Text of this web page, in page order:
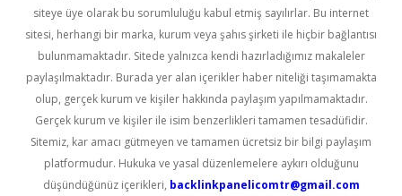
siteye üye olarak bu sorumluluğu kabul etmiş sayılırlar. Bu internet
sitesi, herhangi bir marka, kurum veya şahıs şirketi ile hiçbir bağlantısı
bulunmamaktadır. Sitede yalnızca kendi hazırladığımız makaleler
paylaşılmaktadır. Burada yer alan içerikler haber niteliği taşımamakta
olup, gerçek kurum ve kişiler hakkında paylaşım yapılmamaktadır.
Gerçek kurum ve kişiler ile isim benzerlikleri tamamen tesadüfidir.
Sitemiz, kar amacı gütmeyen ve tamamen ücretsiz bir bilgi paylaşım
platformudur. Hukuka ve yasal düzenlemelere aykırı olduğunu
düşündüğünüz içerikleri, backlinkpanelicomtr@gmail.com